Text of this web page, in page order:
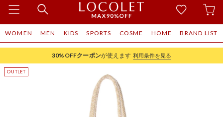
WOMEN MEN KIDS SPORTS COSME HOME BRAND LIST
30%OFFクーポンが使えます 利用条件を見る